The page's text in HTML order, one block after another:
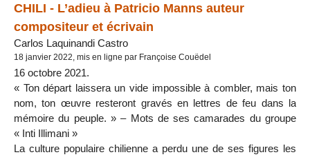
CHILI - L’adieu à Patricio Manns auteur
compositeur et écrivain
Carlos Laquinandi Castro
18 janvier 2022, mis en ligne par Françoise Couëdel
16 octobre 2021.
« Ton départ laissera un vide impossible à combler, mais ton
nom, ton œuvre resteront gravés en lettres de feu dans la
mémoire du peuple. » – Mots de ses camarades du groupe
« Inti Illimani »
La culture populaire chilienne a perdu une de ses figures les